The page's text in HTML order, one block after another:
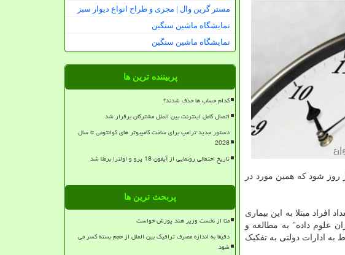
شود که همین مورد در
افراد مبتلا به این بیماری
علوم داده" به مطالعه و
ادارات دولتی به تفکیک
مستر گرین وال | مجری و طراح انواع دیوار سبز
نمایشگاه ماشین سنگین
نمایشگاه ماشین سنگین
پربیننده ترین ها
کدام حساب ها حذف شدند؟
اتصال کامل اینترنت بین الملل مشترکان برقرار شد
دستور جدید ترامپ برای ساخت کامپیوتر های کوانتومی تا سال
2028
تاریخ احتمالی رونمایی از آیفون 18 پرو و اولترا برملا شد
پربحث ترین ها
متا از نخست وزیر هند پوزش خواست
دقیقا به اندازه مصرف ترافیک بین الملل از حجم بسته کسر می
شود